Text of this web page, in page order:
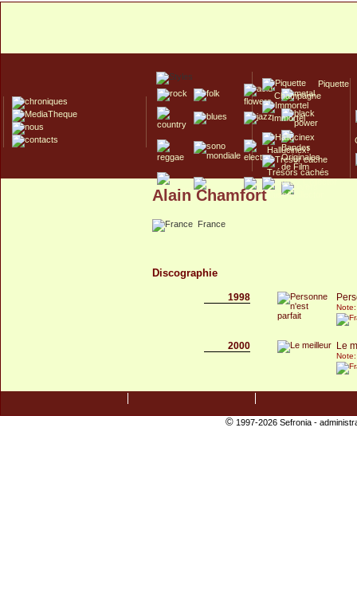
Piquette
Champagne
Immortel
Hallucinex!
Trésors cachés
Culte/Collector
Alain Chamfort
France
Discographie
1998
2000 Le
©1997-2026 Sefronia -